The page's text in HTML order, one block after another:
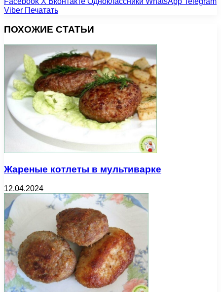
Viber Печатать
ПОХОЖИЕ СТАТЬИ
Жареные котлеты в мультиварке
12.04.2024